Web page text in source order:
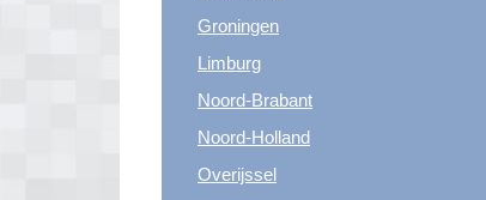
Groningen
Limburg
Noord-Brabant
Noord-Holland
Overijssel